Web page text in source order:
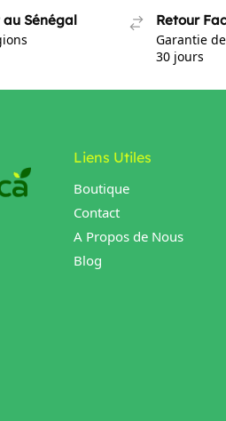
Sénégal
Retour
Garantie
30 jours
Liens Utiles
Boutique
Contact
A Propos de Nous
Blog